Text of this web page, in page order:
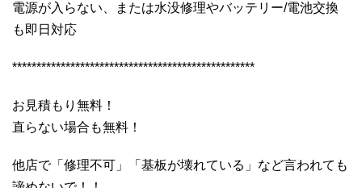
電源が入らない、または水没修理やバッテリー/電池交換
も即日対応
**************************************************
お見積もり無料！
直らない場合も無料！
他店で「修理不可」「基板が壊れている」など言われても